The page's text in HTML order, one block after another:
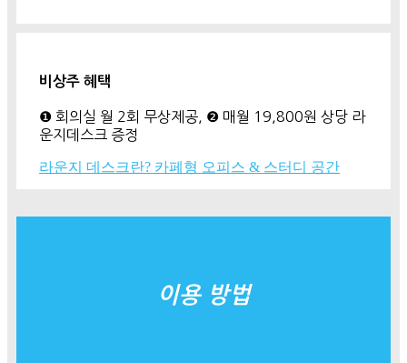
비상주 혜택
❶ 회의실 월 2회 무상제공, ❷ 매월 19,800원 상당 라
운지데스크 증정
라운지 데스크란? 카페형 오피스 & 스터디 공간
이용 방법